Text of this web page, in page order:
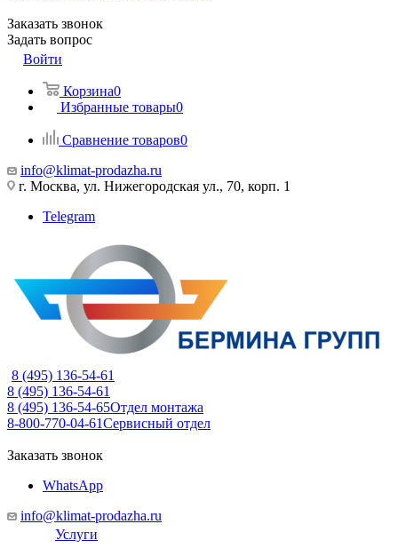
Заказать звонок
Задать вопрос
Войти
Корзина0
Избранные товары0
Сравнение товаров0
info@klimat-prodazha.ru
г. Москва, ул. Нижегородская ул., 70, корп. 1
Telegram
8 (495) 136-54-61
8 (495) 136-54-61
8 (495) 136-54-65Отдел монтажа
8-800-770-04-61Сервисный отдел
Заказать звонок
WhatsApp
info@klimat-prodazha.ru
Услуги